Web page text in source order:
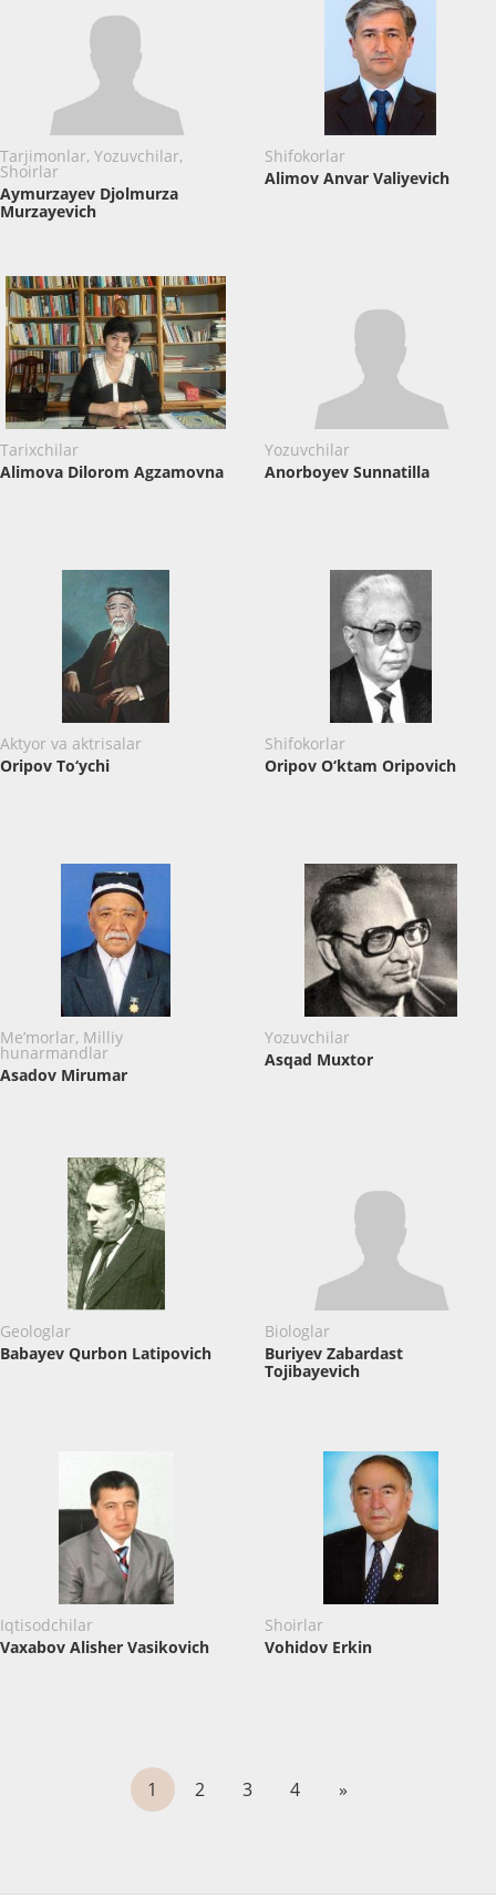
Tarjimonlar, Yozuvchilar,
Shoirlar
Aymurzayev Djolmurza
Murzayevich
Shifokorlar
Alimov Anvar Valiyevich
Tarixchilar
Alimova Dilorom Agzamovna
Yozuvchilar
Anorboyev Sunnatilla
Aktyor va aktrisalar
Oripov To‘ychi
Shifokorlar
Oripov O‘ktam Oripovich
Me’morlar, Milliy
hunarmandlar
Asadov Mirumar
Yozuvchilar
Asqad Muxtor
Geologlar
Babayev Qurbon Latipovich
Biologlar
Buriyev Zabardast
Tojibayevich
Iqtisodchilar
Vaxabov Alisher Vasikovich
Shoirlar
Vohidov Erkin
1 2 3 4 »